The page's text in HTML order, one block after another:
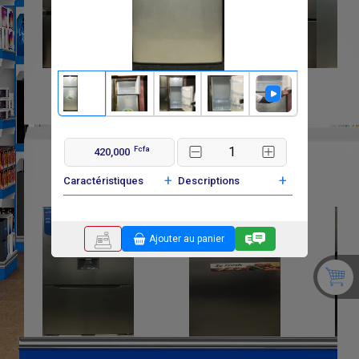
420,000 Fcfa
Caractéristiques + Descriptions +
Ajouter au panier